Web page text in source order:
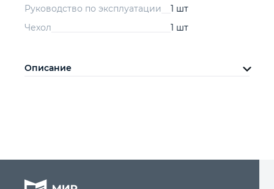
Руководство по эксплуатации
1 шт
Чехол
1 шт
Описание